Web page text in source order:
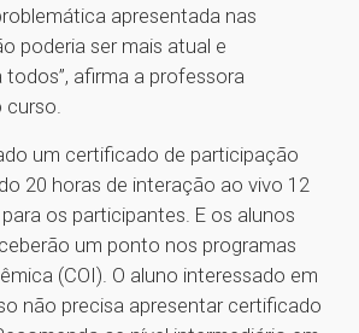
apresentada nas
poderia ser mais atual e
afirma a professora
curso.
um certificado de participação
20 horas de interação ao vivo 12
os participantes. E os alunos
um ponto nos programas
(COI). O aluno interessado em
não precisa apresentar certificado